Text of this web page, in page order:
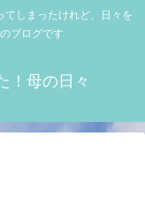
しまったけれど、日々を
ブログです
！母の日々